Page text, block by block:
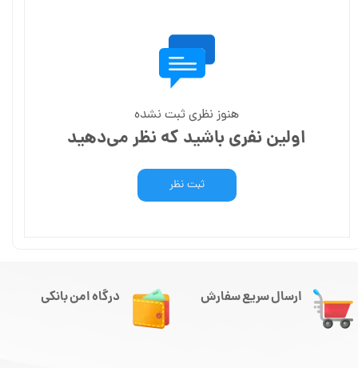
هنوز نظری ثبت نشده
اولین نفری باشید که نظر می‌دهید
ثبت نظر
ارسال سریع سفارش درگاه امن بانکی